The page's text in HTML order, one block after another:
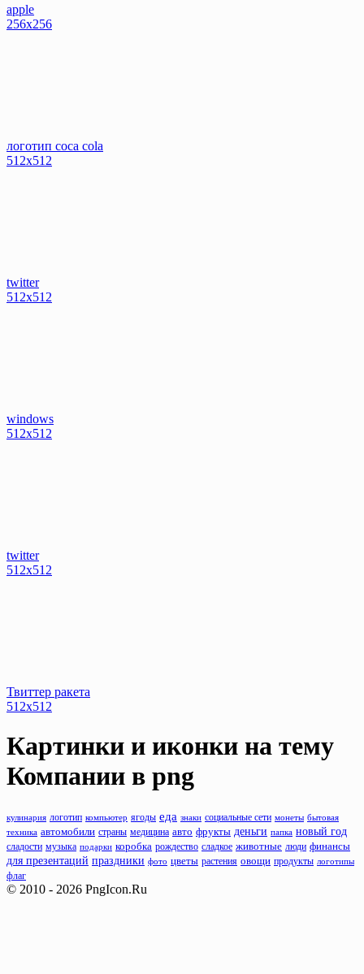
apple
256x256
логотип coca cola
512x512
twitter
512x512
windows
512x512
twitter
512x512
Твиттер ракета
512x512
Картинки и иконки на тему
Компании в png
кулинария логотип компьютер ягоды еда знаки социальные сети монеты бытовая
техника автомобили страны медицина авто фрукты деньги папка новый год
сладости музыка подарки коробка рождество сладкое животные люди финансы
для презентаций праздники фото цветы растения овощи продукты логотипы
флаг
© 2010 - 2026 PngIcon.Ru